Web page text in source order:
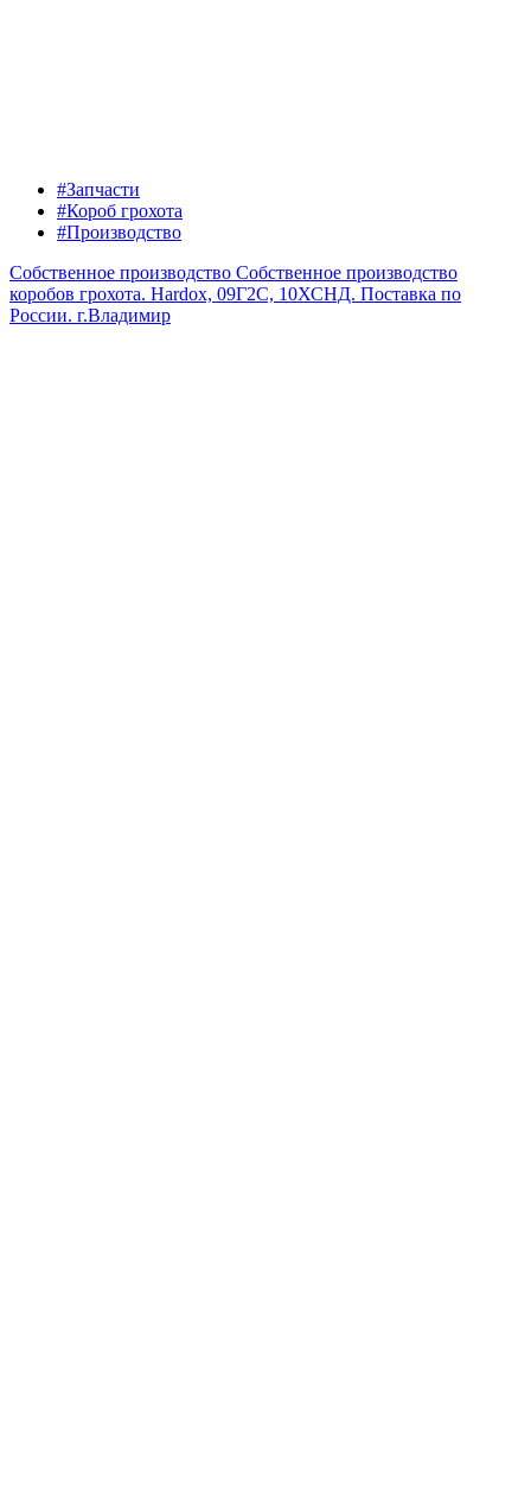
#Запчасти
#Короб грохота
#Производство
Собственное производство Собственное производство
коробов грохота. Hardox, 09Г2С, 10ХСНД. Поставка по
России. г.Владимир